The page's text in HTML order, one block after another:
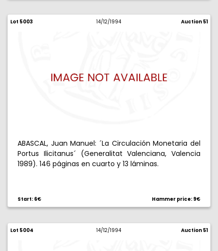
Lot 5003 14/12/1994 Auction 51
ABASCAL, Juan Manuel: ´La Circulación Monetaria del
Portus Ilicitanus´ (Generalitat Valenciana, Valencia
1989). 146 páginas en cuarto y 13 láminas.
Start: 6€ Hammer price: 9€
Lot 5004 14/12/1994 Auction 51